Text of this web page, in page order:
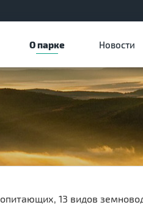
О парке Новости
13 видов